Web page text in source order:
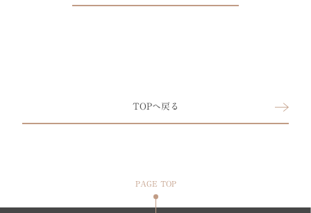
TOPへ戻る
PAGE TOP